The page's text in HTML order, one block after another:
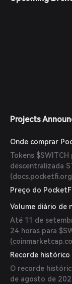
Projects
Onde comprar
Tokens
descentralizada
(docs.pocketfi.org
Preço do
Volume diário de
Até 11 de
24 horas para
(
Recorde histórico
O recorde
de agosto de